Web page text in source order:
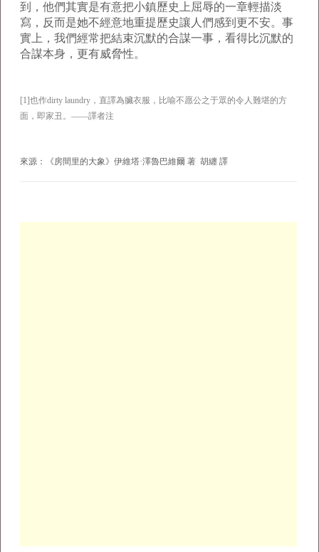
到，他們其實是有意把小鎮歷史上屈辱的一章輕描淡
寫，反而是她不經意地重提歷史讓人們感到更不安。事
實上，我們經常把結束沉默的合謀一事，看得比沉默的
合謀本身，更有威脅性。
[1]也作dirty laundry，直譯為臟衣服，比喻不愿公之于眾的令人難堪的方
面，即家丑。——譯者注
來源：《房間里的大象》 伊維塔·澤魯巴維爾 著 胡纏 譯